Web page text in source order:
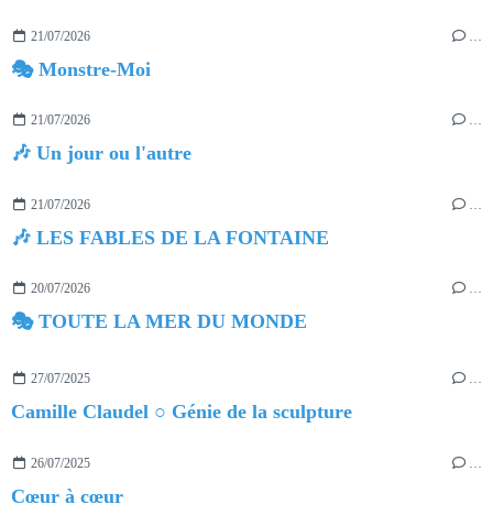
21/07/2026 …
🎭 Monstre-Moi
21/07/2026 …
🎶 Un jour ou l'autre
21/07/2026
🎶 LES FABLES DE LA FONTAINE
20/07/2026 …
🎭 TOUTE LA MER DU MONDE
27/07/2025 …
Camille Claudel ○ Génie de la sculpture
26/07/2025 …
Cœur à cœur